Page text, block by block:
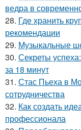
ведра в
28. Где хранить
рекомендации
29. Музыкальные
30. Секреты
за 18 минут
31. Стас Пьеха в
сотрудничества
32. Как создать
профессионала